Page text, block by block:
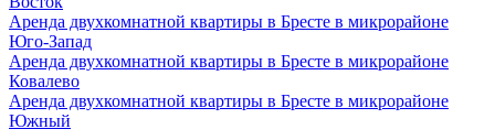
Аренда двухкомнатной квартиры в Бресте в микрорайоне
Юго-Запад
Аренда двухкомнатной квартиры в Бресте в микрорайоне
Ковалево
Аренда двухкомнатной квартиры в Бресте в микрорайоне
Южный